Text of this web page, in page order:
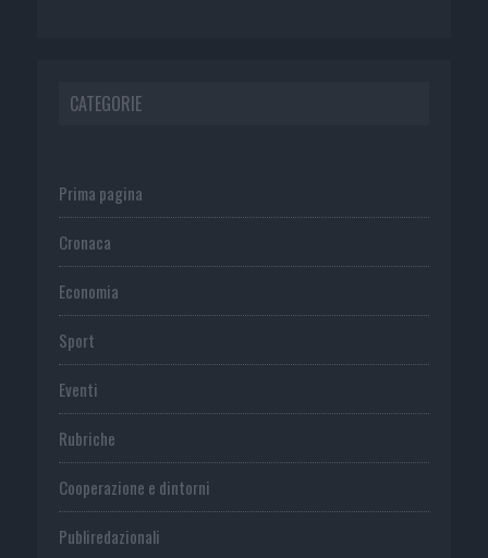
CATEGORIE
Prima pagina
Cronaca
Economia
Sport
Eventi
Rubriche
Cooperazione e dintorni
Publiredazionali